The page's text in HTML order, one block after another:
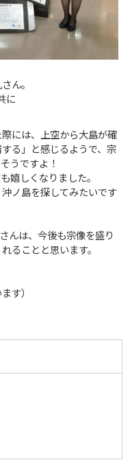
ん。
に
には、上空から大島が確
る」と感じるようで、宗
うですよ！
嬉しくなりました。
ノ島を探してみたいです
んは、今後も宗像を盛り
ることと思います。
す）